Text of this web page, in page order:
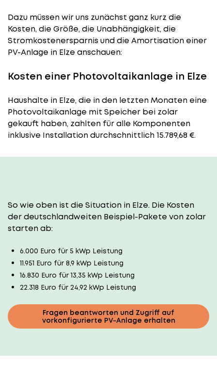
Dazu müssen wir uns zunächst ganz kurz die
Kosten, die Größe, die Unabhängigkeit, die
Stromkostenersparnis und die Amortisation einer
PV-Anlage in Elze anschauen:
Kosten einer Photovoltaikanlage in Elze
Haushalte in Elze, die in den letzten Monaten eine
Photovoltaikanlage mit Speicher bei zolar
gekauft haben, zahlten für alle Komponenten
inklusive Installation durchschnittlich 15.789,68 €.
So wie oben ist die Situation in Elze. Die Kosten
der deutschlandweiten Beispiel-Pakete von zolar
starten ab:
6.000 Euro für 5 kWp Leistung
11.951 Euro für 8,9 kWp Leistung
16.830 Euro für 13,35 kWp Leistung
22.318 Euro für 24,92 kWp Leistung
Fragen beantworten und Zugriff auf
vorkonfigurierte PV-Anlage erhalten